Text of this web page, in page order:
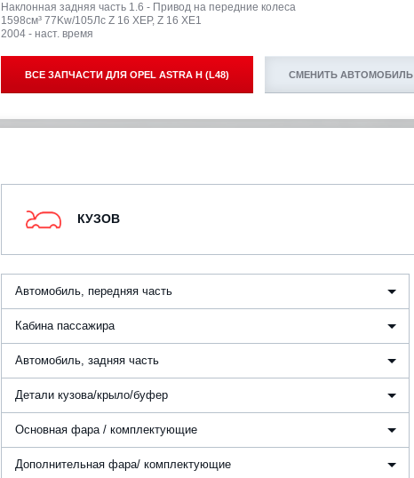
Наклонная задняя часть 1.6 - Привод на передние колеса
1598см³ 77Kw/105Лс Z 16 XEP, Z 16 XE1
2004 - наст. время
ВСЕ ЗАПЧАСТИ ДЛЯ OPEL ASTRA H (L48) СМЕНИТЬ АВТОМОБИЛЬ
КУЗОВ
Автомобиль, передняя часть
Кабина пассажира
Автомобиль, задняя часть
Детали кузова/крыло/буфер
Основная фара / комплектующие
Дополнительная фара/ комплектующие